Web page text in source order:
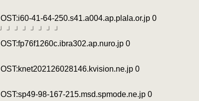
41-64-250.s41.a004.ap.plala.or.jp 0
」」」」」」」
0
0
98-167-215.msd.spmode.ne.jp 0